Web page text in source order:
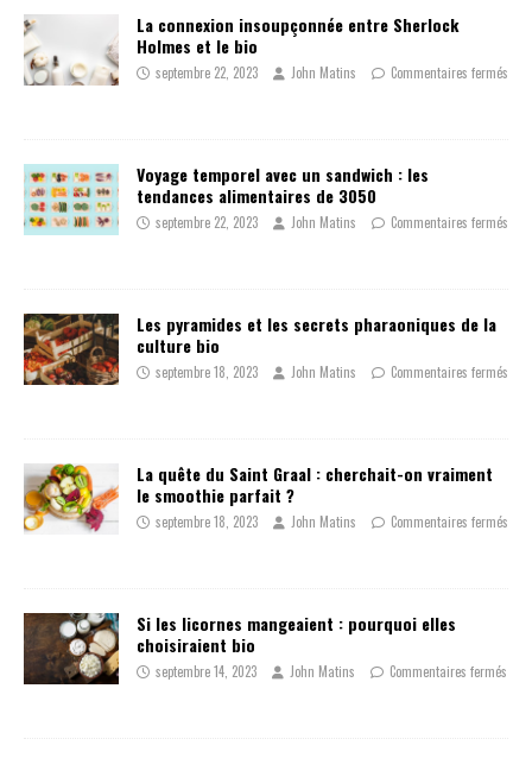
La connexion insoupçonnée entre Sherlock
Holmes et le bio
septembre 22, 2023 John Matins Commentaires fermés
Voyage temporel avec un sandwich : les
tendances alimentaires de 3050
septembre 22, 2023 John Matins Commentaires fermés
Les pyramides et les secrets pharaoniques de la
culture bio
septembre 18, 2023 John Matins Commentaires fermés
La quête du Saint Graal : cherchait-on vraiment
le smoothie parfait ?
septembre 18, 2023 John Matins Commentaires fermés
Si les licornes mangeaient : pourquoi elles
choisiraient bio
septembre 14, 2023 John Matins Commentaires fermés